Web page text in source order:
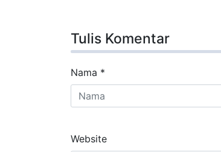
Tulis Komentar
Nama *
Website